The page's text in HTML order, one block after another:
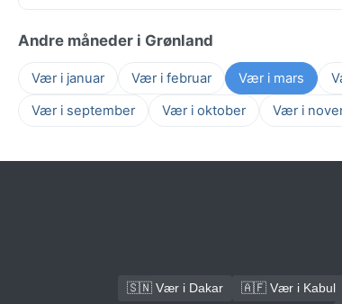
Andre måneder i Grønland
Vær i januar Vær i februar Vær i mars
Vær i september
Vær i oktober Vær i
🇸🇳 Vær i Dakar 🇦🇫 Vær i Kabul